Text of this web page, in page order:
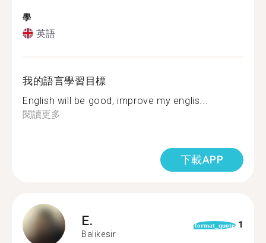
學
英語
我的語言學習目標
English will be good, improve my englis...
閱讀更多
下載APP
E.
Balikesir
format_quote 1